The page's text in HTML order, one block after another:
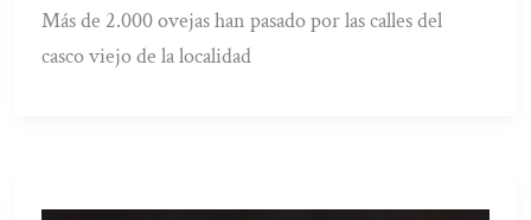
Más de 2.000 ovejas han pasado por las calles del
casco viejo de la localidad